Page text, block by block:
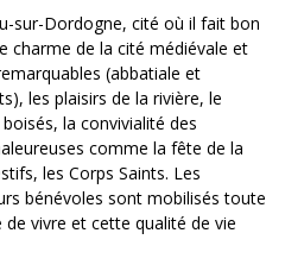
sur-Dordogne, cité où il fait bon
charme de la cité médiévale et
(abbatiale et
les plaisirs de la rivière, le
la convivialité des
comme la fête de la
les Corps Saints. Les
bénévoles sont mobilisés toute
de vivre et cette qualité de vie